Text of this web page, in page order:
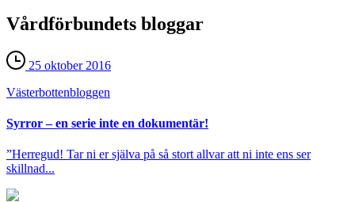
Vårdförbundets bloggar
25 oktober 2016
Västerbotten­bloggen
Syrror – en serie inte en dokumentär!
”Herregud! Tar ni er själva på så stort allvar att ni inte ens ser
skillnad...